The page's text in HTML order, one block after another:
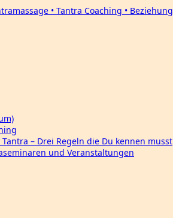
– Drei Regeln die Du kennen musst
und Veranstaltungen